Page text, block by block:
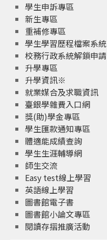
學生申訴專區
新生專區
重補修專區
學生學習歷程檔案系統
校務行政系統解鎖申請
升學專區
升學資訊※
就業媒合及求職資訊
臺銀學雜費入口網
獎(助)學金專區
學生匯款通知專區
體適能成績查詢
學生生涯輔導網
師生交流
Easy test線上學習
英語線上學習
圖書館電子書
圖書館小論文專區
閱讀存摺推廣活動